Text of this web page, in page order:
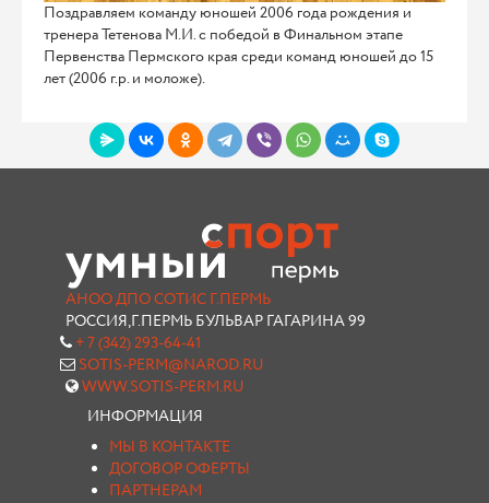
Поздравляем команду юношей 2006 года рождения и
тренера Тетенова М.И. с победой в Финальном этапе
Первенства Пермского края среди команд юношей до 15
лет (2006 г.р. и моложе).
АНОО ДПО СОТИС Г.ПЕРМЬ
РОССИЯ,Г.ПЕРМЬ БУЛЬВАР ГАГАРИНА 99
+ 7 (342) 293-64-41
SOTIS-PERM@NAROD.RU
WWW.SOTIS-PERM.RU
ИНФОРМАЦИЯ
МЫ В КОНТАКТЕ
ДОГОВОР ОФЕРТЫ
ПАРТНЕРАМ